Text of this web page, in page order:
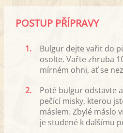
POSTUP PŘÍPRAVY
1.
Bulgur dejte vařit do
osolte. Vařte zhruba
mírném ohni, ať se
2.
Poté bulgur odstavte
pečící misky, kterou
máslem. Zbylé máslo
je studené k dalšímu